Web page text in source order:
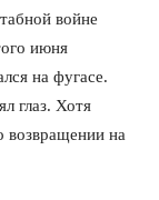
войне
июня
на фугасе.
глаз. Хотя
возвращении на